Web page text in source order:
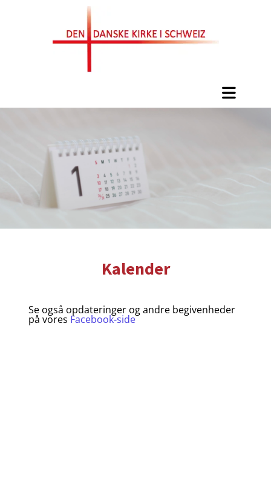
Kalender
Se også opdateringer og andre begivenheder
på vores Facebook-side